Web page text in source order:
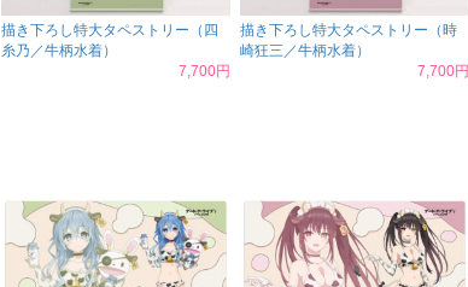
描き下ろし特大タペストリー（四
糸乃／牛柄水着）
7,700円
描き下ろし特大タペストリー（時
崎狂三／牛柄水着）
7,700円